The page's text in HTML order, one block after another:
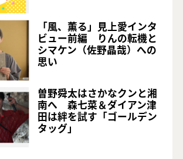
「風、薫る」見上愛インタ
ビュー前編 りんの転機と
シマケン（佐野晶哉）への
思い
曽野舜太はさかなクンと湘
南へ 森七菜＆ダイアン津
田は絆を試す「ゴールデン
タッグ」